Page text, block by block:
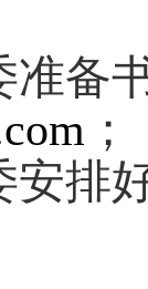
准备
；
安排